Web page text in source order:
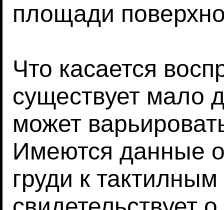
площади
Что касается
существует мало
может
Имеются данные о
груди к